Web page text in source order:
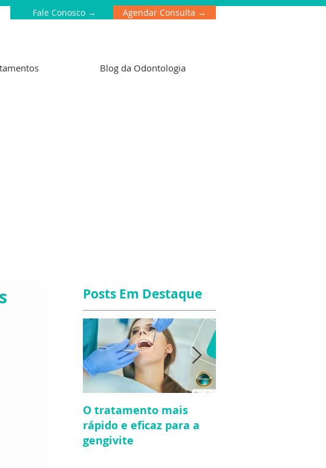
Fale Conosco → Agendar Consulta →
Blog da Odontologia
Posts Em Destaque
O tratamento mais
rápido e eficaz para a
gengivite